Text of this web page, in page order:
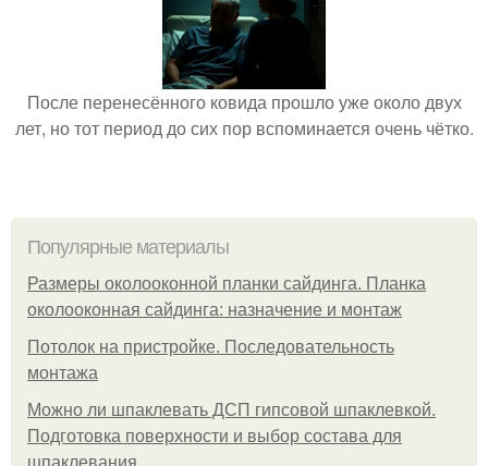
После перенесённого ковида прошло уже около двух
лет, но тот период до сих пор вспоминается очень чётко.
Популярные материалы
Размеры околооконной планки сайдинга. Планка
околооконная сайдинга: назначение и монтаж
Потолок на пристройке. Последовательность
монтажа
Можно ли шпаклевать ДСП гипсовой шпаклевкой.
Подготовка поверхности и выбор состава для
шпаклевания